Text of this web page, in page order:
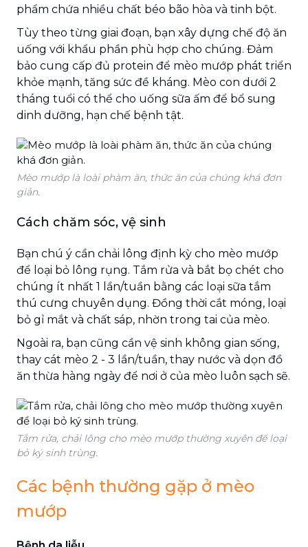
phẩm chứa nhiều chất béo bão hòa và tinh bột.
Tùy theo từng giai đoạn, bạn xây dựng chế độ ăn
uống với khẩu phần phù hợp cho chúng. Đảm
bảo cung cấp đủ protein để mèo mướp phát triển
khỏe mạnh, tăng sức đề kháng. Mèo con dưới 2
tháng tuổi có thể cho uống sữa ấm để bổ sung
dinh dưỡng, hạn chế bệnh tật.
Mèo mướp là loài phàm ăn, thức ăn của chúng khá đơn
giản.
Cách chăm sóc, vệ sinh
Bạn chú ý cần chải lông định kỳ cho mèo mướp
để loại bỏ lông rụng. Tắm rửa và bắt bọ chét cho
chúng ít nhất 1 lần/tuần bằng các loại sữa tắm
thú cưng chuyên dụng. Đồng thời cắt móng, loại
bỏ gỉ mắt và chất sáp, nhờn trong tai của mèo.
Ngoài ra, bạn cũng cần vệ sinh không gian sống,
thay cát mèo 2 - 3 lần/tuần, thay nước và dọn đồ
ăn thừa hàng ngày để nơi ở của mèo luôn sạch sẽ.
Tắm rửa, chải lông cho mèo mướp thường xuyên để loại
bỏ ký sinh trùng.
Các bệnh thường gặp ở mèo
mướp